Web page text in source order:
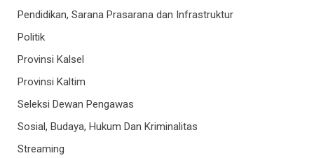
Pendidikan, Sarana Prasarana dan Infrastruktur
Politik
Provinsi Kalsel
Provinsi Kaltim
Seleksi Dewan Pengawas
Sosial, Budaya, Hukum Dan Kriminalitas
Streaming